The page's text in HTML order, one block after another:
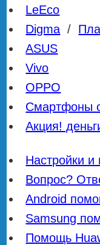
LeEco
Digma /
ASUS
Vivo
OPPO
Смартфоны
Акция!
Настройки
Вопрос?
Android
Samsung
Помощь